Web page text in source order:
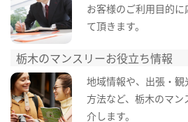
お客様のご利用目的
て頂きます。
栃木のマンスリーお役立ち情報
地域情報や、出張・
方法など、栃木のマ
介します。